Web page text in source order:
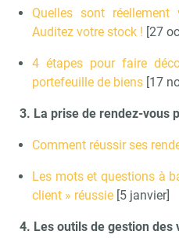
Quelles sont
Auditez votre stock ! [27
4 étapes pour faire
portefeuille de biens [17
3. La prise de rendez-vous
Comment réussir ses
Les mots et questions à
client » réussie[5 janvier]
4. Les outils de gestion des